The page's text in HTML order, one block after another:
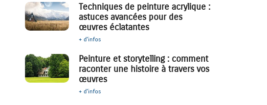
Techniques de peinture acrylique :
astuces avancées pour des
œuvres éclatantes
+ d'infos
Peinture et storytelling : comment
raconter une histoire à travers vos
œuvres
+ d'infos